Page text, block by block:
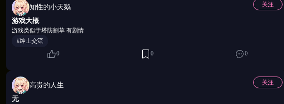
法，只有最适合你的那一套。庭院系统里，等着你的不只是战力数值——
每位伙伴拥有独立的羁绊线。随着亲密度加深，她们展示给你的东西会越
来越多，你会发现，战士制服下的她们，比你想象的复杂得多，也柔软得
多。某些羁绊剧情设有「孢子共鸣」机制——角色与你的侵蚀值同步上升
时，互动选项会解锁平时不可见的内容。那些通常被理智锁住的部分，在
共鸣状态下会自然而然地浮现。
顺便顺便！！！小女仆温馨提示：本作已为主人准备好无码版本✨✨——
知性的小天鹅 关注
游戏大概
游戏类似于塔防割草 有剧情
#绅士交流
0
0 0
高贵的人生 关注
无